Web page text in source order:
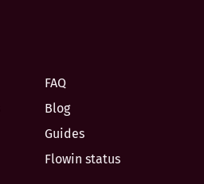
FAQ
Blog
Guides
Flowin status